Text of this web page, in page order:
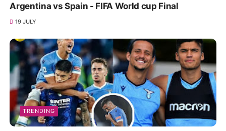
Argentina vs Spain - FIFA World cup Final
19 JULY
TRENDING